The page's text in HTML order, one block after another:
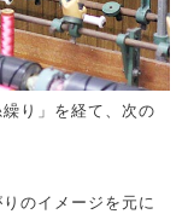
り」を経て、次の
のイメージを元に